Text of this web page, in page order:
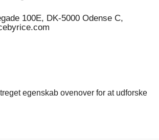
100E, DK-5000 Odense C,
egenskab ovenover for at udforske